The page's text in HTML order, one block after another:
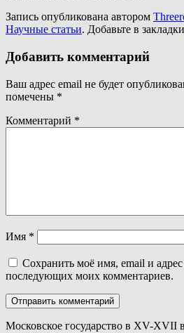
Запись опубликована автором
Научные статьи. Добавьте в закладки
Добавить комментарий
Ваш адрес email не будет
помечены *
Комментарий *
Имя *
Сохранить моё имя, email и адрес
последующих моих комментариев.
Московское государство в XV-XVII